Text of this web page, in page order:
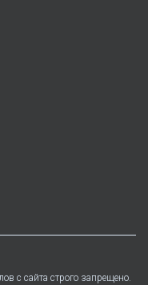
с сайта строго запрещено.